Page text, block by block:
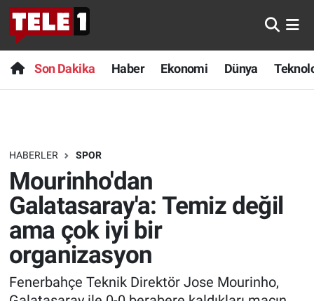
Son Dakika Haber Ekonomi Dünya
HABERLER SPOR
Mourinho'dan
Galatasaray'a: Temiz değil
ama çok iyi bir
organizasyon
Fenerbahçe Teknik Direktör Jose Mourinho,
Anında Manşet
Başka Sohbetler
Bilim turu
Bilim ve Teknoloji Evreni
Doğa Konuşuyor
Dünya
Son Dakika
Haber
Dünya
Teknoloji
Sağlık
Spor
Nöbetçi Eczaneler
Hava Durumu
Trafik Durumu
Süper Lig Puan Durumu ve Fikstür
Tüm Manşetler
Son Dakika Haberleri